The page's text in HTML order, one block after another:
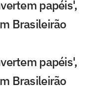
papéis',
Brasileirão
papéis',
Brasileirão